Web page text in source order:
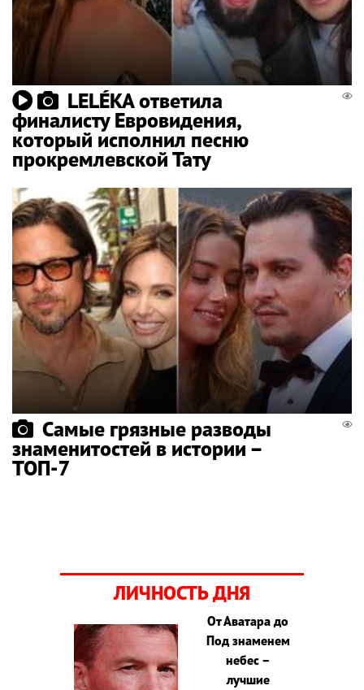
LELÉKA ответила
финалисту Евровидения,
который исполнил песню
прокремлевской Тату
Самые грязные разводы
знаменитостей в истории –
ТОП-7
ЛИЧНОСТЬ ДНЯ
От Аватара до
Под знаменем
небес –
лучшие